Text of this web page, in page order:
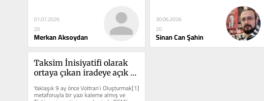
01.07.2026
20
Merkan Aksoydan
30.06.2026
20
Sinan Can Şahin
Taksim İnisiyatifi olarak
ortaya çıkan iradeye açık
Yaklaşık 9 ay önce Voltran’ı Oluşturmak[1]
metaforuyla bir yazı kaleme almış ve